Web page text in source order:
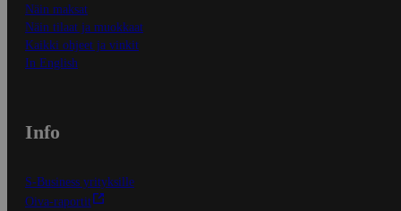
Näin maksat
Näin tilaat ja muokkaat
Kaikki ohjeet ja vinkit
In English
Info
S-Business yrityksille
Oiva-raportit